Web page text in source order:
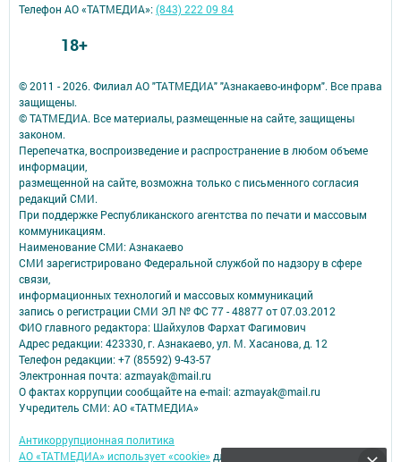
© 2011 - 2026. Филиал АО "ТАТМЕДИА" "Азнакаево-информ". Все права
защищены.
© ТАТМЕДИА. Все материалы, размещенные на сайте, защищены
законом.
Перепечатка, воспроизведение и распространение в любом объеме
информации,
размещенной на сайте, возможна только с письменного согласия
редакций СМИ.
При поддержке Республиканского агентства по печати и массовым
коммуникациям.
Наименование СМИ: Азнакаево
СМИ зарегистрировано Федеральной службой по надзору в сфере
связи,
информационных технологий и массовых коммуникаций
запись о регистрации СМИ ЭЛ № ФС 77 - 48877 от 07.03.2012
ФИО главного редактора: Шайхулов Фархат Фагимович
Адрес редакции: 423330, г. Азнакаево, ул. М. Хасанова, д. 12
Телефон редакции: +7 (85592) 9-43-57
Электронная почта: azmayak@mail.ru
О фактах коррупции сообщайте на e-mail: azmayak@mail.ru
Учредитель СМИ: АО «ТАТМЕДИА»
Антикоррупционная политика
АО «ТАТМЕДИА» использует «cookie» для персонализации сервисов и
Телефон АО «ТАТМЕДИА»:(843) 222 09 84
18+